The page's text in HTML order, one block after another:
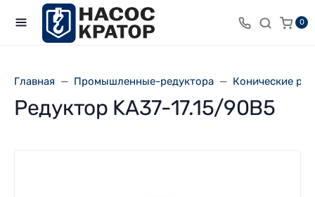
0
Главная Промышленные-редуктора Конические
Редуктор KA37-17.15/90В5